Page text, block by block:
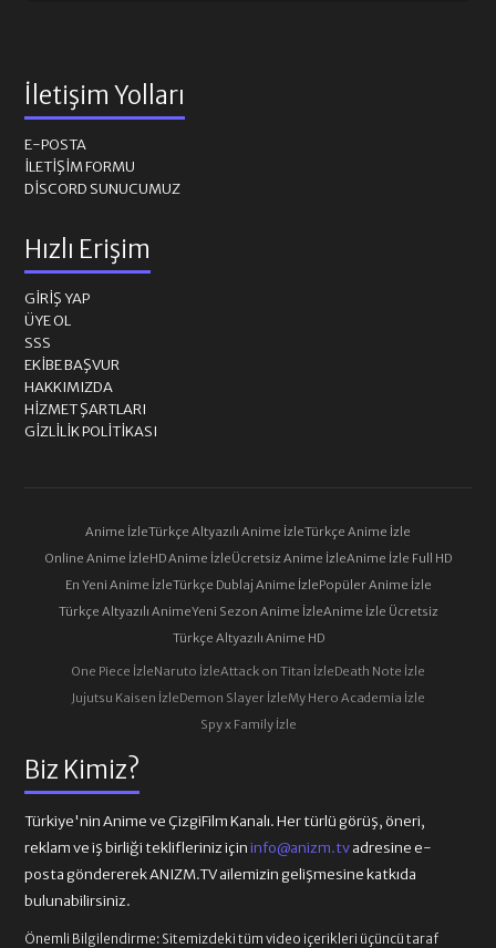
Biz Kimiz?
Türkiye'nin Anime ve ÇizgiFilm Kanalı. Her türlü görüş, öneri,
reklam ve iş birliği teklifleriniz içininfo@anizm.tvadresine e-
posta göndererek ANIZM.TV ailemizin gelişmesine katkıda
bulunabilirsiniz.
Önemli Bilgilendirme: Sitemizdeki tüm video içerikleri üçüncü taraf
İletişim Yolları
E-POSTA
İLETIŞIM FORMU
DISCORD SUNUCUMUZ
Hızlı Erişim
GIRIŞ YAP
ÜYE OL
SSS
EKIBE BAŞVUR
HAKKIMIZDA
HIZMET ŞARTLARI
GIZLILIK POLITIKASI
Anime İzleTürkçe Altyazılı Anime İzleTürkçe Anime İzle
Online Anime İzleHD Anime İzleÜcretsiz Anime İzleAnime İzle Full HD
En Yeni Anime İzleTürkçe Dublaj Anime İzlePopüler Anime İzle
Türkçe Altyazılı AnimeYeni Sezon Anime İzleAnime İzle Ücretsiz
Türkçe Altyazılı Anime HD
One Piece İzleNaruto İzleAttack on Titan İzleDeath Note İzle
Jujutsu Kaisen İzleDemon Slayer İzleMy Hero Academia İzle
Spy x Family İzle